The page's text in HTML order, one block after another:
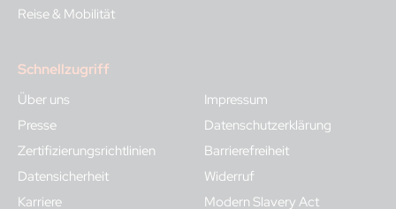
Reise & Mobilität
Schnellzugriff
Über uns
Presse
Zertifizierungsrichtlinien
Datensicherheit
Karriere
Impressum
Datenschutzerklärung
Barrierefreiheit
Widerruf
Modern Slavery Act